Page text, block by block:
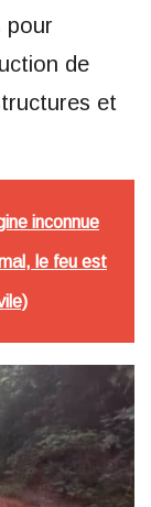
pour
de
et
inconnue
le feu est